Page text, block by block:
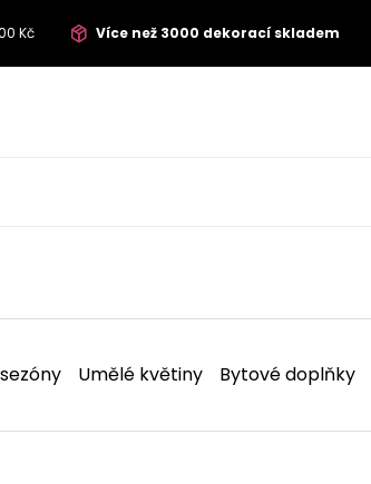
Kč Více než 3000 dekorací skladem
Umělé květiny Bytové doplňky